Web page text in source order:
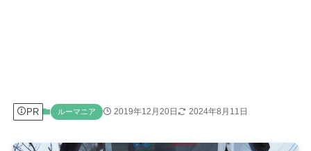
PR ルーマニア 2019年12月20日 2024年8月11日